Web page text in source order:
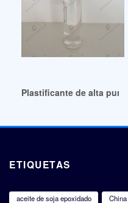
Plastificante de alta
ETIQUETAS
aceite de soja epoxidado China